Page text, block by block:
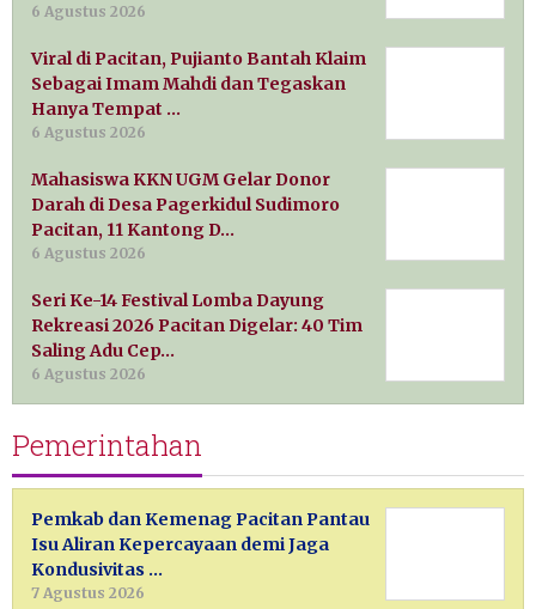
6 Agustus 2026
Viral di Pacitan, Pujianto Bantah Klaim
Sebagai Imam Mahdi dan Tegaskan
Hanya Tempat …
6 Agustus 2026
Mahasiswa KKN UGM Gelar Donor
Darah di Desa Pagerkidul Sudimoro
Pacitan, 11 Kantong D…
6 Agustus 2026
Seri Ke-14 Festival Lomba Dayung
Rekreasi 2026 Pacitan Digelar: 40 Tim
Saling Adu Cep…
6 Agustus 2026
Pemerintahan
Pemkab dan Kemenag Pacitan Pantau
Isu Aliran Kepercayaan demi Jaga
Kondusivitas …
7 Agustus 2026